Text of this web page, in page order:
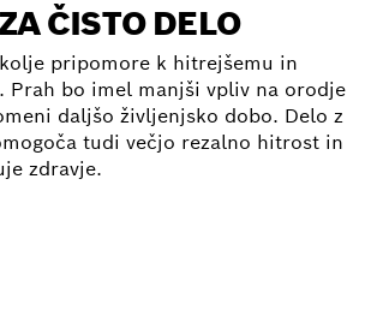
ČISTO DELO
pripomore k hitrejšemu in
Prah bo imel manjši vpliv na orodje
daljšo življenjsko dobo. Delo z
tudi večjo rezalno hitrost in
zdravje.